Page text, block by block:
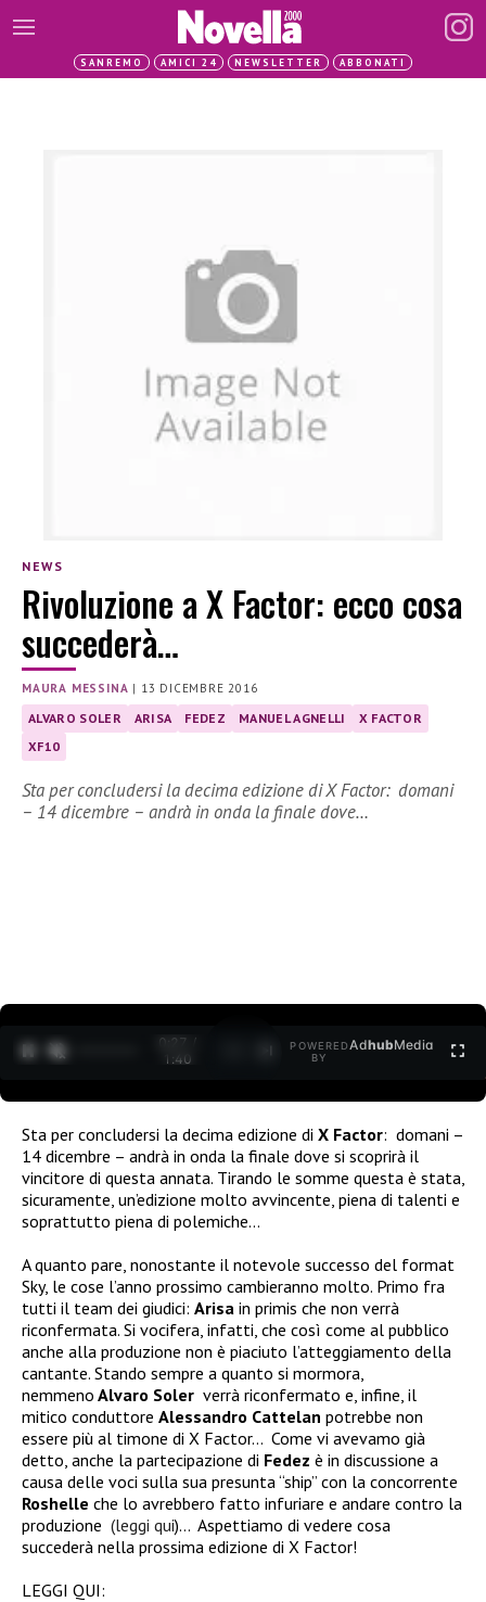
SANREMO AMICI 24 NEWSLETTER ABBONATI
NEWS
Rivoluzione a X Factor: ecco cosa
succederà…
MAURA MESSINA | 13 DICEMBRE 2016
ALVARO SOLER ARISA FEDEZ MANUEL AGNELLI
X FACTOR
XF10
Sta per concludersi la decima edizione di X Factor: domani
– 14 dicembre – andrà in onda la finale dove…
0:27 /
1:40
POWERED
BY
AdhubMedia
Sta per concludersi la decima edizione di X Factor: domani –
14 dicembre – andrà in onda la finale dove si scoprirà il
vincitore di questa annata. Tirando le somme questa è stata,
sicuramente, un’edizione molto avvincente, piena di talenti e
soprattutto piena di polemiche…
A quanto pare, nonostante il notevole successo del format
Sky, le cose l’anno prossimo cambieranno molto. Primo fra
tutti il team dei giudici: Arisa in primis che non verrà
riconfermata. Si vocifera, infatti, che così come al pubblico
anche alla produzione non è piaciuto l’atteggiamento della
cantante. Stando sempre a quanto si mormora,
nemmeno Alvaro Soler verrà riconfermato e, infine, il
mitico conduttore Alessandro Cattelan potrebbe non
essere più al timone di X Factor… Come vi avevamo già
detto, anche la partecipazione di Fedez è in discussione a
causa delle voci sulla sua presunta “ship” con la concorrente
Roshelle che lo avrebbero fatto infuriare e andare contro la
produzione (leggi qui)… Aspettiamo di vedere cosa
succederà nella prossima edizione di X Factor!
LEGGI QUI: